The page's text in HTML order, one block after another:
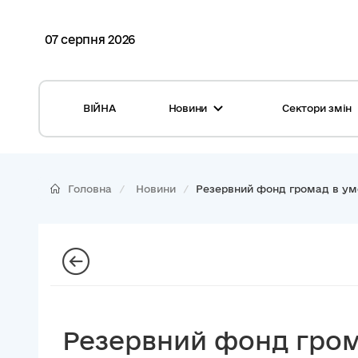
07 серпня 2026
ВІЙНА Новини
Глосарій
Репортажі з громад
Хмара тегів
Сектори змін
Медицина
Безпека
Головна Новини Резервний фонд громад в
Резервний фонд